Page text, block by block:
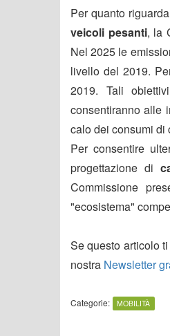
Per quanto
veicoli pesanti, la
Nel 2025 le
livello del 2019.
2019. Tali
consentiranno alle
calo dei consumi di
Per consentire
progettazione di
Commissione
"ecosistema"
Se questo articolo
nostra Newsletter
Categorie: MOBILITÀ